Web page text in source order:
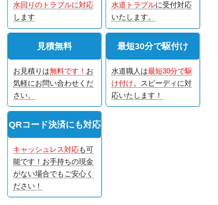
水回りのトラブルに対応
します
水道トラブルに受付対応
いたします。
見積無料
お見積りは無料です！ お
気軽にお問い合わせくだ
さい。
最短30分で駆付け
水道職人は最短30分で駆
け付け。スピーディに対
応いたします！
QRコード決済にも対応
キャッシュレス対応も可
能です！お手持ちの現金
がない場合でもご安心く
ださい！